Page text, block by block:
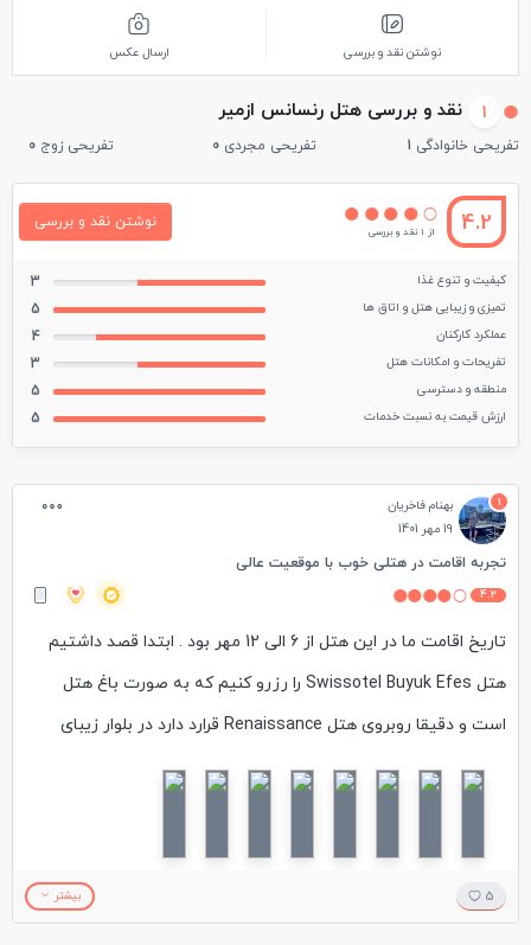
نوشتن نقد و بررسی ارسال عکس
1 نقد و بررسی هتل رنسانس ازمیر
تفریحی خانوادگی 1 تفریحی مجردی 0 تفریحی زوج 0
4.2 از 1 نقد و بررسی
نوشتن نقد و بررسی
کیفیت و تنوع غذا 3
تمیزی و زیبایی هتل و اتاق ها 5
عملکرد کارکنان 4
تفریحات و امکانات هتل 3
منطقه و دسترسی 5
ارزش قیمت به نسبت خدمات 5
1
بهنام فاخریان
19 مهر 1401
تجربه اقامت در هتلی خوب با موقعیت عالی
4.2
تاریخ اقامت ما در این هتل از 6 الی 12 مهر بود . ابتدا قصد داشتیم
هتل Swissotel Buyuk Efes را رزرو کنیم که به صورت باغ هتل
است و دقیقا روبروی هتل Renaissance قرارد دارد در بلوار زیبای
قاضی عثمان پاشا ، اما چون تعداد ما 3 نفر بود باید سوییت
Renaissance را رزرو کردم. این هتل هم به مانند هتل مذکور 5
5 بیشتر